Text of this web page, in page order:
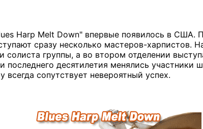
Harp Melt Down" впервые появилось в США.
сразу несколько мастеров-харпистов.
солиста группы, а во втором отделении
десятилетия менялись участники
сопутствует невероятный успех.